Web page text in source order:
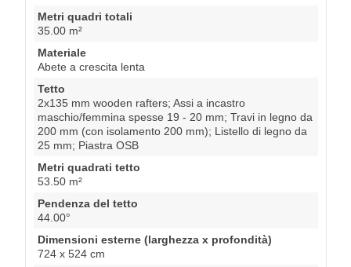
Metri quadri totali
35.00 m²
Materiale
Abete a crescita lenta
Tetto
2x135 mm wooden rafters; Assi a incastro
maschio/femmina spesse 19 - 20 mm; Travi in legno da
200 mm (con isolamento 200 mm); Listello di legno da
25 mm; Piastra OSB
Metri quadrati tetto
53.50 m²
Pendenza del tetto
44.00°
Dimensioni esterne (larghezza x profondità)
724 x 524 cm